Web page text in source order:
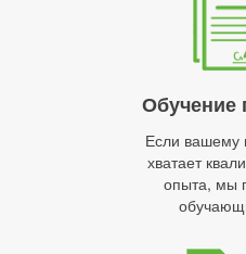
Обучение
Если вашему
хватает
опыта, мы